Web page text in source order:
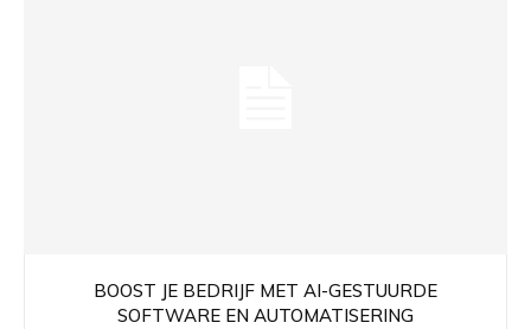
BOOST JE BEDRIJF MET AI-GESTUURDE
SOFTWARE EN AUTOMATISERING